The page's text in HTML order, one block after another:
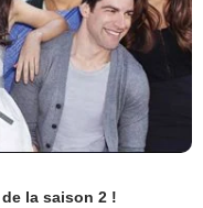
la saison 2 !